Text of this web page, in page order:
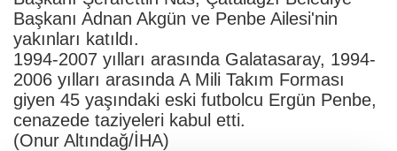
Başkanı Adnan Akgün ve Penbe Ailesi'nin
yakınları katıldı.
1994-2007 yılları arasında Galatasaray, 1994-
2006 yılları arasında A Mili Takım Forması
giyen 45 yaşındaki eski futbolcu Ergün Penbe,
cenazede taziyeleri kabul etti.
(Onur Altındağ/İHA)